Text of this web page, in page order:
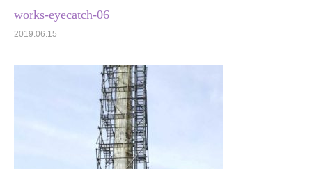
works-eyecatch-06
2019.06.15